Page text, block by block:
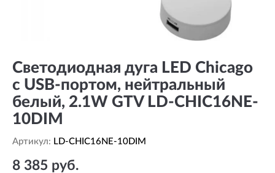
Светодиодная дуга LED Chicago
с USB-портом, нейтральный
белый, 2.1W GTV LD-CHIC16NE-
10DIM
Артикул: LD-CHIC16NE-10DIM
8 385 руб.